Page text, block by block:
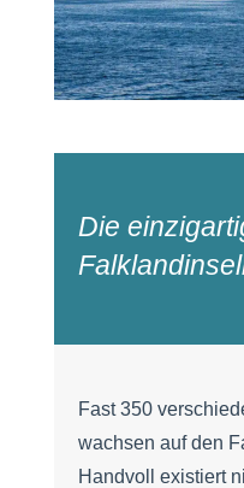
Die
Fast 350
wachsen auf den
Handvoll existiert